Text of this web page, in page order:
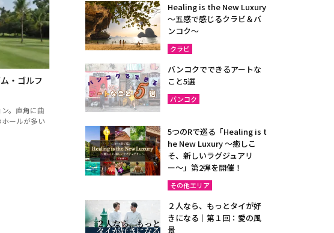
・ゴルフ
。直角に曲
ールが多い
Healing is the New Luxury
～五感で感じるクラビ＆バ
ンコク～
クラビ
バンコクでできるアートな
こと5選
バンコク
5つのRで巡る「Healing is t
he New Luxury ～癒しこ
そ、新しいラグジュアリ
ー〜」第2弾を開催！
その他エリア
２人なら、もっとタイが好
きになる｜第１回：愛の風
景